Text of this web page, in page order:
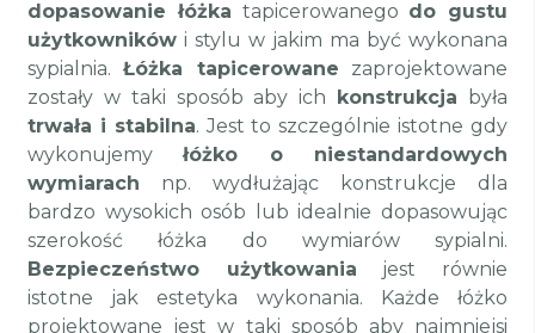
dopasowanie łóżka tapicerowanego do gustu
użytkowników i stylu w jakim ma być wykonana
sypialnia.Łóżka tapicerowane zaprojektowane
zostały w taki sposób aby ich
konstrukcja była
trwała i stabilna. Jest to szczególnie istotne gdy
wykonujemyłóżko o niestandardowych
wymiarach np. wydłużając konstrukcje dla
bardzo wysokich osób lub idealnie dopasowując
szerokość łóżka do wymiarów sypialni.
Bezpieczeństwo użytkowania jest równie
istotne jak estetyka wykonania. Każde łóżko
projektowane jest w taki sposób aby najmniejsi